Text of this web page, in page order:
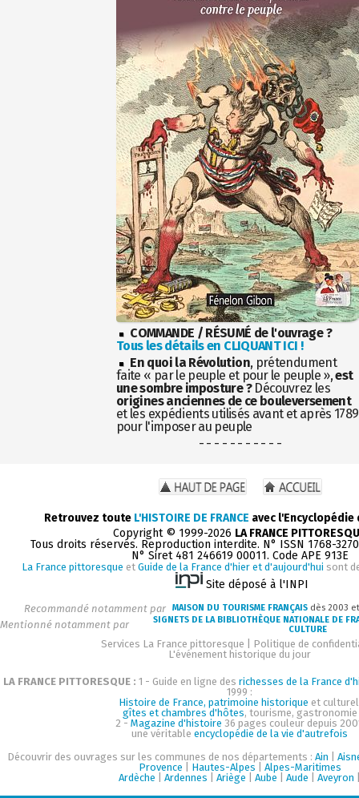
COMMANDE / RÉSUMÉ de l'ouvrage ?
Tous les détails en CLIQUANT ICI !
En quoi la Révolution, prétendument
faite « par le peuple et pour le peuple »,est
une sombre imposture ?Découvrez les
origines anciennes de ce bouleversement
et les expédients utilisés avant et après 1789
pour l'imposer au peuple
- - - - - - - - - - -
Retrouvez toute L'HISTOIRE DE FRANCE avec
Copyright © 1999-2026 LA FRANCE
Tous droits réservés. Reproduction interdite. N° ISSN 1768-
N° Siret 481 246619 00011. Code APE 913E
La France pittoresque et Guide de la France d'hier et d'aujourd'hui sont
Site déposé à l'INPI
Recommandé notamment par MAISON DU TOURISME FRANÇAIS dès 2003
Mentionné notamment par
SIGNETS DE LA BIBLIOTHÈQUE NATIONALE DE
CULTURE
Services La France pittoresque
Politique de
L'événement historique du jour
LA FRANCE PITTORESQUE : 1 - Guide en ligne des richesses de la France
1999 :
Histoire de France, patrimoine historique et
gîtes et chambres d'hôtes, tourisme, gastronomie
2 - Magazine d'histoire 36 pages couleur depuis
une véritableencyclopédie de la vie d'autrefois
Découvrir des ouvrages sur les communes de nos départements :Ain |
Provence
Hautes-Alpes
Alpes-Maritimes
Ardèche |Ardennes |Ariège |Aube |Aude |Aveyron